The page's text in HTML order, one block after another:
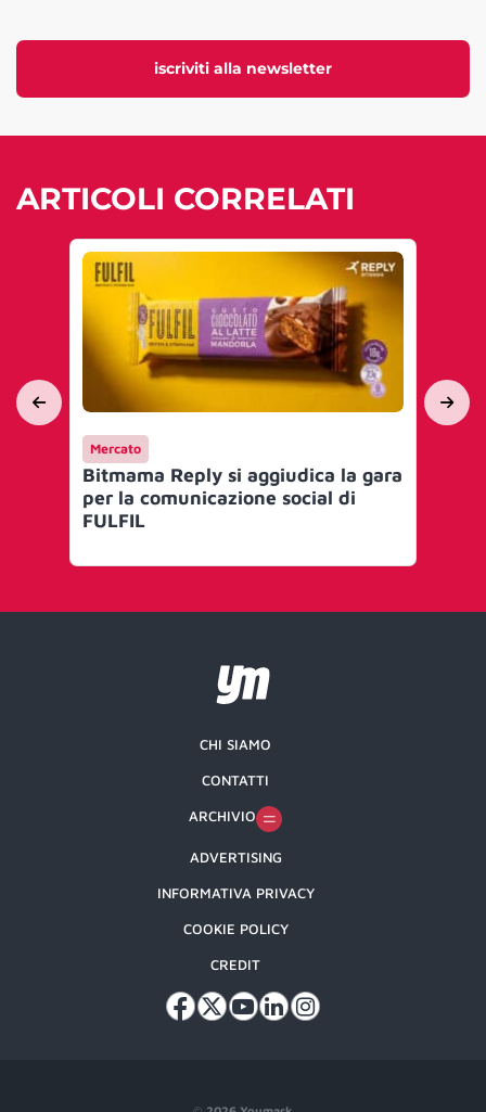
iscriviti alla newsletter
ARTICOLI CORRELATI
Mercato
Bitmama Reply si aggiudica la gara
per la comunicazione social di
FULFIL
CHI SIAMO
CONTATTI
ARCHIVIO
ADVERTISING
INFORMATIVA PRIVACY
COOKIE POLICY
CREDIT